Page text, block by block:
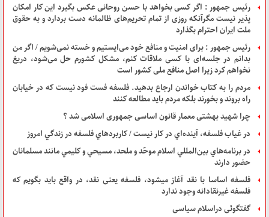
رئیس جمهور : اگر کسی بخواهد با حسن روحانی عکس بگیرد این کار امکان
پذیر نیست مگرآنکه روزی از تمام تحریم‌های ظالمانه دست بردارد و به حقوق
ملت ایران احترام بگذارد
رئیس جمهور : برای امنیت و منافع خود می‌ایستیم و خسته نمی‌شویم / اگر من
بدانم در جلسه‌ای با کسی ملاقات کنم، مشکل کشورم حل می‌شود، دریغ
نخواهم کرد زیرا اصل منافع ملی کشور است
مردم را به کتاب خواندن ارجاع بدهید. فلسفه فست فود نیست که در خیابان
راه بروند و بخورند بلکه مردم باید مطالعه کنند
چرا شهید بهشتی معمار قانون اساسی جمهوری اسلامی شد ؟
در غياب فلسفه، آينده‌اي در كار نيست / كاربردهاي فلسفه در زندگي امروز
در برنامه‌هاي بين‌المللي اسلام موحّد و ملحد، مسيحي و كليمي مانند مسلمانان
حضور دارند
فلسفه اساسا با نقد آغاز می‎شود، فلسفه یعنی نقد، در واقع باید بگویم که
فلسفه غیرنقادانه وجود ندارد
گفتگوئی دراسلام سیاسی